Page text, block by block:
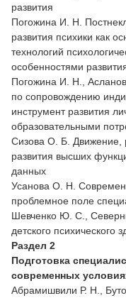
развития
Погожина И. Н.
развития психики как
технологий
особенностями
Погожина И. Н.,
по сопровождению
инструмент развития
образовательными
Сизова О. Б. Движение,
развития высших
данных
Усанова О. Н.
проблемное поле
Шевченко Ю. С.,
детского психического
Раздел 2
Подготовка
современных
Абрамишвили Р. Н.,